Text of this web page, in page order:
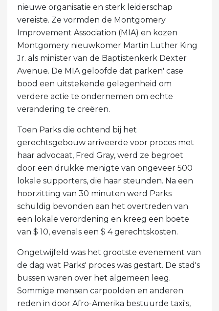
nieuwe organisatie en sterk leiderschap
vereiste. Ze vormden de Montgomery
Improvement Association (MIA) en kozen
Montgomery nieuwkomer Martin Luther King
Jr. als minister van de Baptistenkerk Dexter
Avenue. De MIA geloofde dat parken' case
bood een uitstekende gelegenheid om
verdere actie te ondernemen om echte
verandering te creëren.
Toen Parks die ochtend bij het
gerechtsgebouw arriveerde voor proces met
haar advocaat, Fred Gray, werd ze begroet
door een drukke menigte van ongeveer 500
lokale supporters, die haar steunden. Na een
hoorzitting van 30 minuten werd Parks
schuldig bevonden aan het overtreden van
een lokale verordening en kreeg een boete
van $ 10, evenals een $ 4 gerechtskosten.
Ongetwijfeld was het grootste evenement van
de dag wat Parks' proces was gestart. De stad's
bussen waren over het algemeen leeg.
Sommige mensen carpoolden en anderen
reden in door Afro-Amerika bestuurde taxi's,